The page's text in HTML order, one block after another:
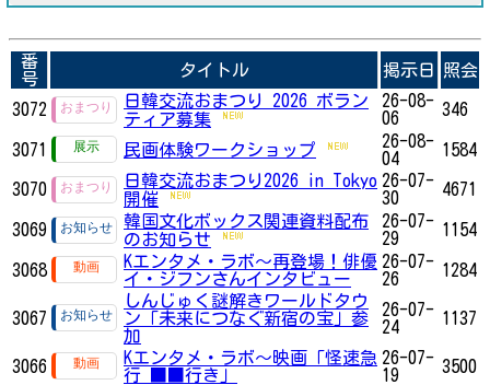
番
号
タイトル 掲示日 照会
3072
日韓交流おまつり 2026 ボラン
ティア募集
26-08-
06
346
3071 民画体験ワークショップ
26-08-
04
1584
3070
日韓交流おまつり2026 in Tokyo
開催
26-07-
30
4671
3069
韓国文化ボックス関連資料配布
のお知らせ
26-07-
29
1154
3068
Kエンタメ・ラボ～再登場！俳優
イ・ジフンさんインタビュー
26-07-
26
1284
3067
しんじゅく謎解きワールドタウ
ン「未来につなぐ新宿の宝」参
加
26-07-
24
1137
3066
Kエンタメ・ラボ～映画「怪速急
行 ■■行き」
26-07-
19
3500